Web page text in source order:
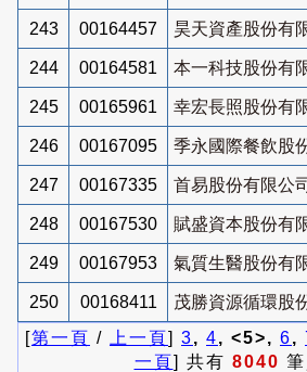
243 00164457 昊天資產股份有
244 00164581 本一科技股份有
245 00165961 幸宏長照股份有
246 00167095 季永國際餐飲股
247 00167335 首易股份有限公司
248 00167530 賦盛資本股份有
249 00167953 氣質生醫股份有
250 00168411
茂勝資源循環股
[第一頁 / 上一頁] 3, 4, <5>, 6,
一頁] 共有 8040